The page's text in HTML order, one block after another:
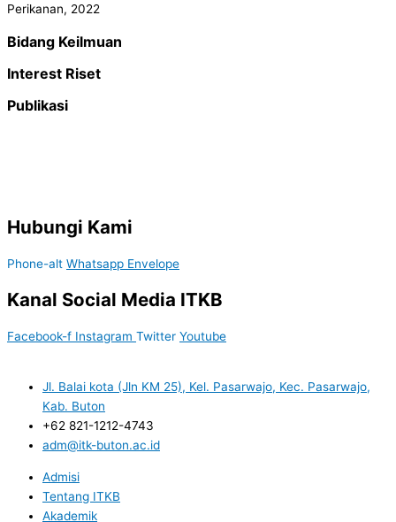
Perikanan, 2022
Bidang Keilmuan
Interest Riset
Publikasi
Hubungi Kami
Phone-alt Whatsapp Envelope
Kanal Social Media ITKB
Facebook-f Instagram Twitter Youtube
Jl. Balai kota (Jln KM 25), Kel. Pasarwajo, Kec. Pasarwajo,
Kab. Buton
+62 821-1212-4743
adm@itk-buton.ac.id
Admisi
Tentang ITKB
Akademik